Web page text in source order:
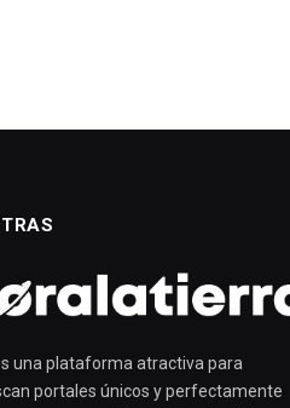
una plataforma atractiva para
portales únicos y perfectamente